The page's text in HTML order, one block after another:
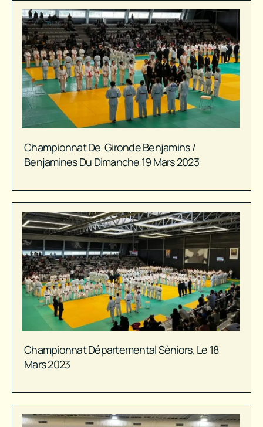
Championnat De Gironde Benjamins /
Benjamines Du Dimanche 19 Mars 2023
Championnat Départemental Séniors, Le 18
Mars 2023